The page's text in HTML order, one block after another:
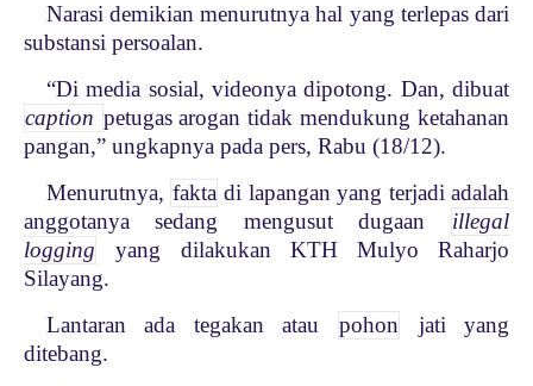
Narasi demikian menurutnya hal yang terlepas dari
substansi persoalan.
“Di media sosial, videonya dipotong. Dan, dibuat
caption petugas arogan tidak mendukung ketahanan
pangan,” ungkapnya pada pers, Rabu (18/12).
Menurutnya, fakta di lapangan yang terjadi adalah
anggotanya sedang mengusut dugaan
illegal
logging
yang dilakukan KTH Mulyo Raharjo
Silayang.
Lantaran ada tegakan atau pohon
jati yang
ditebang.